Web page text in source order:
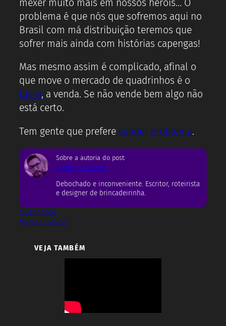
mexer muito mais em nossos heróis… O
problema é que nós que sofremos aqui no
Brasil com má distribuição teremos que
sofrer mais ainda com histórias capengas!
Mas mesmo assim é complicado, afinal o
que move o mercado de quadrinhos é o
lucro, a venda. Se não vende bem algo não
está certo.
Tem gente que prefere vender problema.
Sobre a autoria do post:
Rodrigo Castro
Debochado e inconveniente. Escritor, roteirista
e designer de brincadeirinha.
Quadrinhos
Marvel Comics
VEJA TAMBÉM